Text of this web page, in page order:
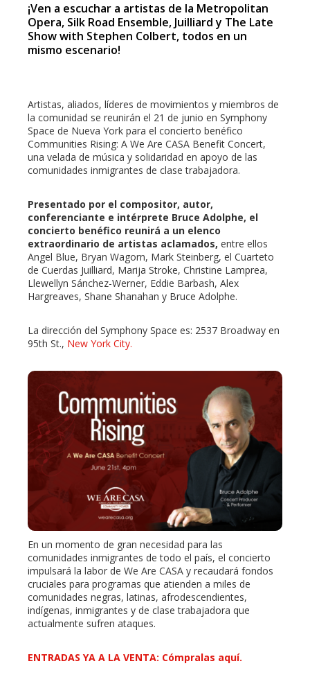
¡Ven a escuchar a artistas de la Metropolitan
Opera, Silk Road Ensemble, Juilliard y The Late
Show with Stephen Colbert, todos en un
mismo escenario!
Artistas, aliados, líderes de movimientos y miembros de
la comunidad se reunirán el 21 de junio en Symphony
Space de Nueva York para el concierto benéfico
Communities Rising: A We Are CASA Benefit Concert,
una velada de música y solidaridad en apoyo de las
comunidades inmigrantes de clase trabajadora.
Presentado por el compositor, autor,
conferenciante e intérprete Bruce Adolphe, el
concierto benéfico reunirá a un elenco
extraordinario de artistas aclamados, entre ellos
Angel Blue, Bryan Wagorn, Mark Steinberg, el Cuarteto
de Cuerdas Juilliard, Marija Stroke, Christine Lamprea,
Llewellyn Sánchez-Werner, Eddie Barbash, Alex
Hargreaves, Shane Shanahan y Bruce Adolphe.
La dirección del Symphony Space es: 2537 Broadway en
95th St., New York City.
En un momento de gran necesidad para las
comunidades inmigrantes de todo el país, el concierto
impulsará la labor de We Are CASA y recaudará fondos
cruciales para programas que atienden a miles de
comunidades negras, latinas, afrodescendientes,
indígenas, inmigrantes y de clase trabajadora que
actualmente sufren ataques.
ENTRADAS YA A LA VENTA: Cómpralas aquí.